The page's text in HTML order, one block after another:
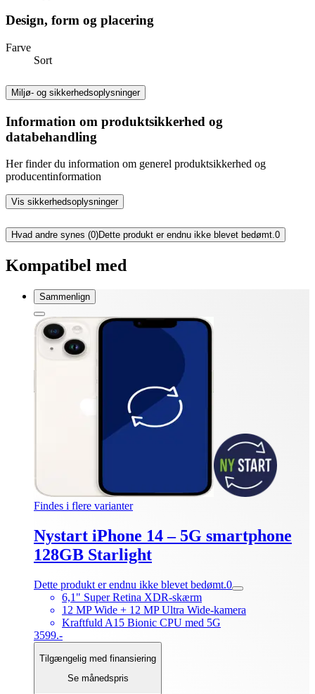
Design, form og placering
Farve
Sort
Miljø- og sikkerhedsoplysninger
Information om produktsikkerhed og
databehandling
Her finder du information om generel produktsikkerhed og
producentinformation
Vis sikkerhedsoplysninger
Hvad andre synes (0)Dette produkt er endnu ikke blevet bedømt.0
Kompatibel med
Sammenlign
Findes i flere varianter
Nystart iPhone 14 – 5G smartphone
128GB Starlight
Dette produkt er endnu ikke blevet bedømt.0
6,1" Super Retina XDR-skærm
12 MP Wide + 12 MP Ultra Wide-kamera
Kraftfuld A15 Bionic CPU med 5G
3599.-
Tilgængelig med finansiering
Se månedspris